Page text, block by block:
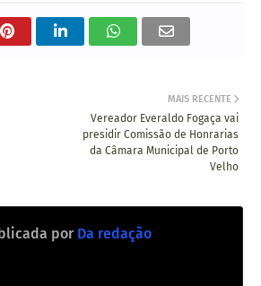
MAIS RECENTE
Vereador Everaldo Fogaça vai
presidir Comissão de Honrarias
da Câmara Municipal de Porto
Velho
por Da redação